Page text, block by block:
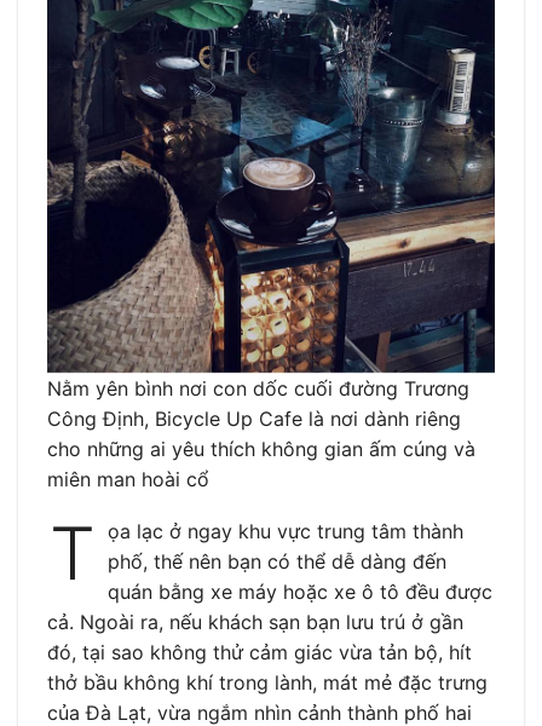
Nằm yên bình nơi con dốc cuối đường Trương
Công Định, Bicycle Up Cafe là nơi dành riêng
cho những ai yêu thích không gian ấm cúng và
miên man hoài cổ
T
ọa lạc ở ngay khu vực trung tâm thành
phố, thế nên bạn có thể dễ dàng đến
quán bằng xe máy hoặc xe ô tô đều được
cả. Ngoài ra, nếu khách sạn bạn lưu trú ở gần
đó, tại sao không thử cảm giác vừa tản bộ, hít
thở bầu không khí trong lành, mát mẻ đặc trưng
của Đà Lạt, vừa ngắm nhìn cảnh thành phố hai